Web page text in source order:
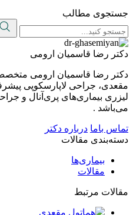
جستجوی مطالب
دکتر رضا قاسمیان ارومی
دکتر رضا قاسمیان ارومی
مقعدی، جراحی لاپارسکوپی
لیزری بیماری‌های پری‌آنال و
می‌باشد .
تماس باما درباره دکتر
دسته‌بندی مقالات
بیماری‌ها
مقالات
مقالات مرتبط